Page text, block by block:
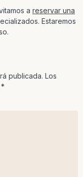
a reservar una
Estaremos
publicada. Los
*